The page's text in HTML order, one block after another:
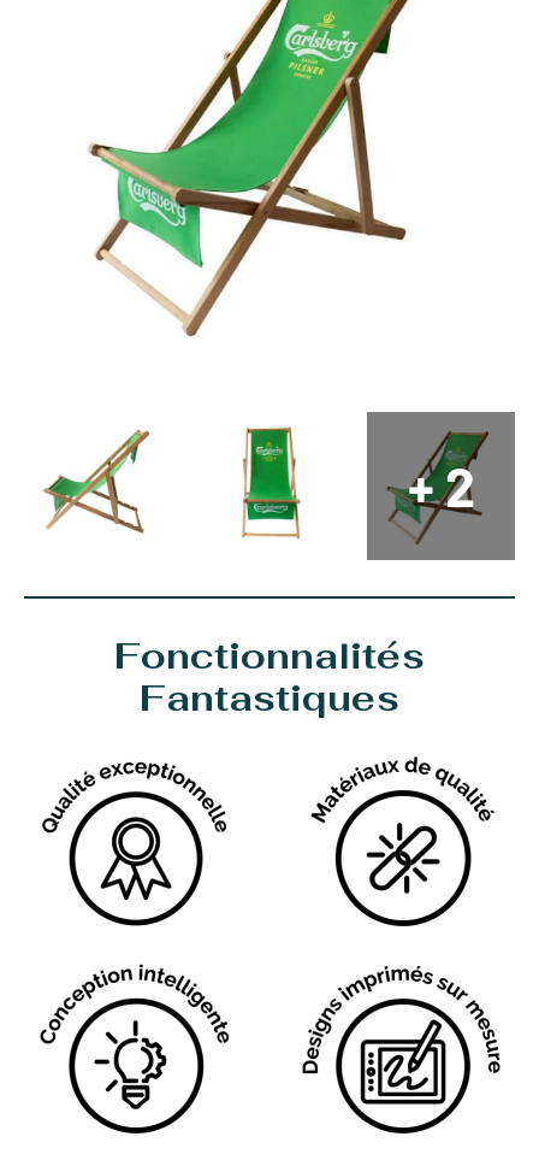
+ 2
Fonctionnalités
Fantastiques